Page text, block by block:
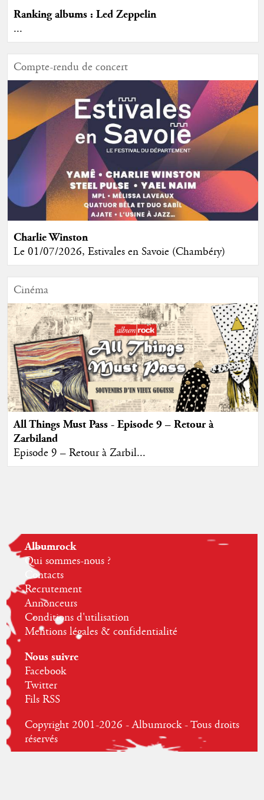
Ranking albums : Led Zeppelin
...
Compte-rendu de concert
Charlie Winston
Le 01/07/2026, Estivales en Savoie (Chambéry)
Cinéma
All Things Must Pass - Episode 9 – Retour à
Zarbiland
Episode 9 – Retour à Zarbil...
Albumrock
Qui sommes-nous ?
Contacts
Recrutement
Annonceurs
Conditions d'utilisation
Mentions légales & confidentialité
Nous suivre
Facebook
Twitter
Fils RSS
Copyright 2001-2026 - Albumrock - Tous droits
réservés